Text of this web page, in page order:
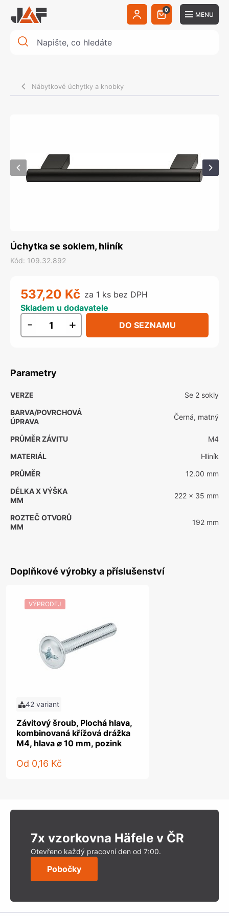
0
MENU
Nábytkové úchytky a knobky
Úchytka se soklem, hliník
Kód: 109.32.892
537,20 Kč za 1 ks bez DPH
Skladem u dodavatele
- + DO SEZNAMU
Parametry
VERZE
Se 2 sokly
BARVA/POVRCHOVÁ
ÚPRAVA
Černá, matný
PRŮMĚR ZÁVITU
M4
MATERIÁL
Hliník
PRŮMĚR
12.00 mm
DÉLKA X VÝŠKA
MM
222 x 35 mm
ROZTEČ OTVORŮ
MM
192 mm
Doplňkové výrobky a příslušenství
VÝPRODEJ
42 variant
Závitový šroub, Plochá hlava,
kombinovaná křížová drážka
M4, hlava ⌀ 10 mm, pozink
Od 0,16 Kč
7x vzorkovna Häfele v ČR
Otevřeno každý pracovní den od 7:00.
Pobočky